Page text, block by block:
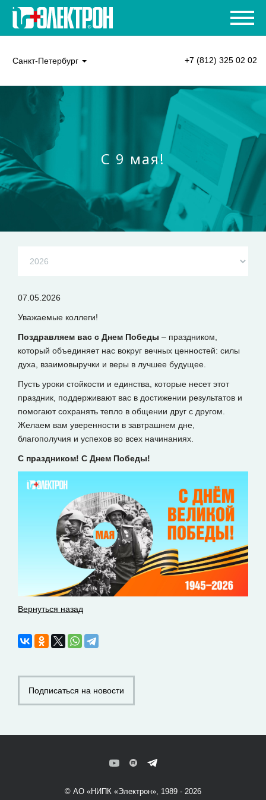
Санкт-Петербург +7 (812) 325 02 02
С 9 мая!
07.05.2026
Уважаемые коллеги!
Поздравляем вас с Днем Победы – праздником,
который объединяет нас вокруг вечных ценностей: силы
духа, взаимовыручки и веры в лучшее будущее.
Пусть уроки стойкости и единства, которые несет этот
праздник, поддерживают вас в достижении результатов и
помогают сохранять тепло в общении друг с другом.
Желаем вам уверенности в завтрашнем дне,
благополучия и успехов во всех начинаниях.
С праздником! С Днем Победы!
Вернуться назад
Подписаться на новости
© АО «НИПК «Электрон», 1989 - 2026